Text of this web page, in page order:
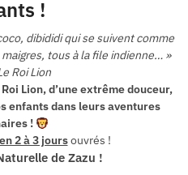
!
dibididi qui se suivent comme
tous à la file indienne… »
Roi Lion
Lion, d’une extrême douceur,
enfants dans leurs aventures
!
2 à 3 joursouvrés !
de Zazu !